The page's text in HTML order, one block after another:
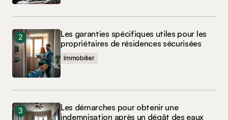
Les garanties spécifiques utiles pour les
propriétaires de résidences sécurisées
Immobilier
Les démarches pour obtenir une
indemnisation après un dégât des eaux